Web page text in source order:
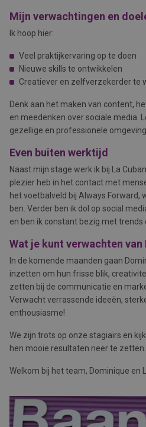
Mijn verwachtingen en
Ik hoop hier:
Veel praktijkervaring op te doen
Nieuwe skills te ontwikkelen
Creatiever en zelfverzekerder te
Denk aan het maken van content,
en meedenken over sociale media.
gezellige en professionele omgeving.
Even buiten werktijd
Naast mijn stage werk ik bij La
plezier heb in het contact met
het voetbalveld bij Always Forward,
ben. Verder ben ik dol op social
en ben ik constant bezig met trends
Wat je kunt verwachten
In de komende maanden gaan
inzetten om hun frisse blik,
zetten bij de communicatie en
Verwacht verrassende ideeën,
enthousiasme!
We zijn trots op onze stagiairs en
hen mooie resultaten neer te zetten.
Welkom bij het team, Dominique en